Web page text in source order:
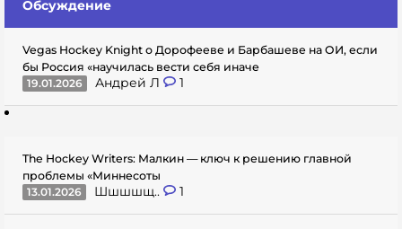
Обсуждение
Vegas Hockey Knight о Дорофееве и Барбашеве на ОИ, если
бы Россия «научилась вести себя иначе
19.01.2026
Андрей Л 1
The Hockey Writers: Малкин — ключ к решению главной
проблемы «Миннесоты
13.01.2026
Шшшшщ.. 1